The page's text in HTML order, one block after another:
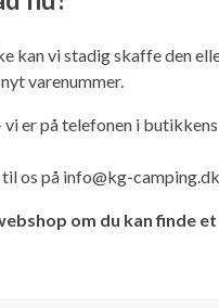
- godt at vide
af campingvogn
campingvogn?
udstyr
og klimaanlæg
i din campingvogn
vand i
kan vi stadig skaffe den
varenummer.
er på telefonen i butikkens
os på info@kg-camping.dk
om du kan finde et